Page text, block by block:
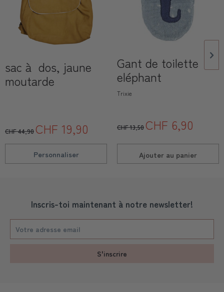
sac à dos, jaune
moutarde
CHF 44,90CHF 19,90
Personnaliser
Gant de toilette
eléphant
Trixie
CHF 13,50CHF 6,90
Ajouter au panier
Inscris-toi maintenant à notre newsletter!
S'inscrire